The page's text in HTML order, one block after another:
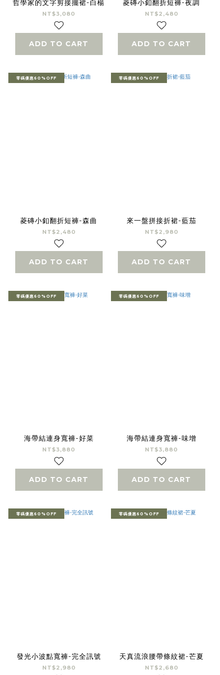
哲學家的文字剪接擺裙-白楊
NT$3,080
ADD TO CART
菱磚小釦翻折短褲-夜調
NT$2,480
ADD TO CART
零碼優惠60%OFF
菱磚小釦翻折短褲-森曲
NT$2,480
ADD TO CART
零碼優惠60%OFF
來一盤拼接折裙-藍茄
NT$2,980
ADD TO CART
零碼優惠60%OFF
海帶結連身寬褲-好菜
NT$3,880
ADD TO CART
零碼優惠60%OFF
海帶結連身寬褲-味增
NT$3,880
ADD TO CART
零碼優惠60%OFF
發光小波點寬褲-完全訊號
NT$2,980
零碼優惠60%OFF
天真流浪腰帶條紋裙-芒夏
NT$2,680